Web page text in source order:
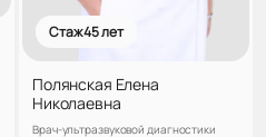
Стаж 45 лет
Полянская Елена
Николаевна
Врач-ультразвуковой диагностики